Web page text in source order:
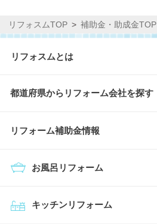
リフォスムTOP 補助金・助成金TOP
リフォスムとは
都道府県からリフォーム会社を探す
リフォーム補助金情報
キッチンリフォーム
お風呂リフォーム